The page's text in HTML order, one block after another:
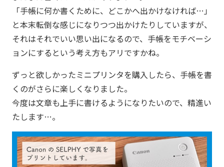
「手帳に何か書くために、どこかへ出かけなければ…」
と本末転倒な感じになりつつ出かけたりしていますが、
それはそれでいい思い出になるので、手帳をモチベーシ
ョンにするという考え方もアリですかね。
ずっと欲しかったミニプリンタを購入したら、手帳を書
くのがさらに楽しくなりました。
今度は文章も上手に書けるようになりたいので、精進い
たします…。